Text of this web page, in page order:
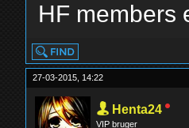
HF members
27-03-2015, 14:22
Henta24
VIP bruger